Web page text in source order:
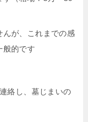
んが、これまでの感
般的です
絡し、墓じまいの